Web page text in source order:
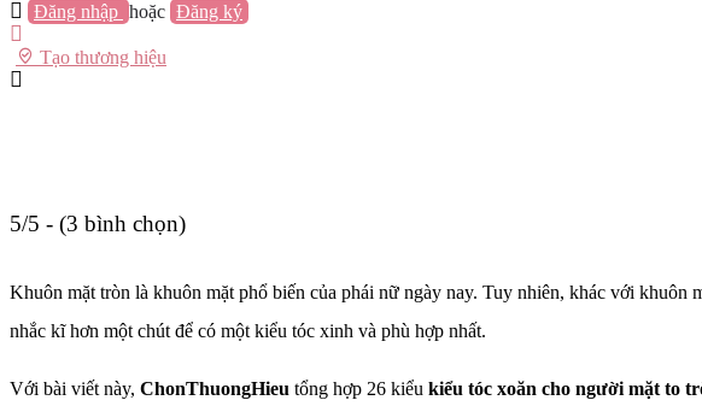
Đăng nhập hoặc Đăng ký
Tạo thương hiệu
5/5 - (3 bình chọn)
Khuôn mặt tròn là khuôn mặt phổ biến của phái nữ ngày nay. Tuy nhiên, khác với
nhắc kĩ hơn một chút để có một kiểu tóc xinh và phù hợp nhất.
Với bài viết này, ChonThuongHieu tổng hợp 26 kiểu kiểu tóc xoăn cho người mặt to